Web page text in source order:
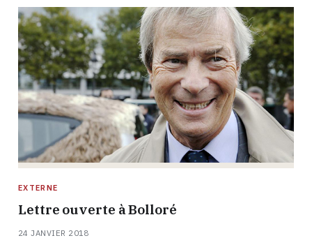
EXTERNE
Lettre ouverte à Bolloré
24 JANVIER 2018